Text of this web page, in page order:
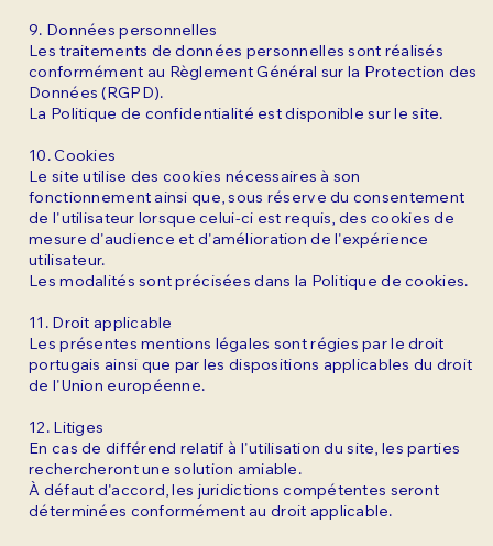
9. Données personnelles
Les traitements de données personnelles sont réalisés
conformément au Règlement Général sur la Protection des
Données (RGPD).
La Politique de confidentialité est disponible sur le site.
10. Cookies
Le site utilise des cookies nécessaires à son
fonctionnement ainsi que, sous réserve du consentement
de l'utilisateur lorsque celui-ci est requis, des cookies de
mesure d'audience et d'amélioration de l'expérience
utilisateur.
Les modalités sont précisées dans la Politique de cookies.
11. Droit applicable
Les présentes mentions légales sont régies par le droit
portugais ainsi que par les dispositions applicables du droit
de l'Union européenne.
12. Litiges
En cas de différend relatif à l'utilisation du site, les parties
rechercheront une solution amiable.
À défaut d'accord, les juridictions compétentes seront
déterminées conformément au droit applicable.